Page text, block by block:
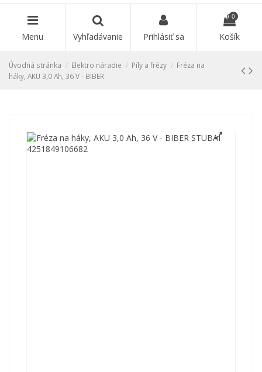
Menu Vyhľadávanie Prihlásiť sa
0
Košík
Úvodná stránka Elektro náradie Píly a frézy
Fréza na
háky, AKU 3,0 Ah, 36 V - BIBER